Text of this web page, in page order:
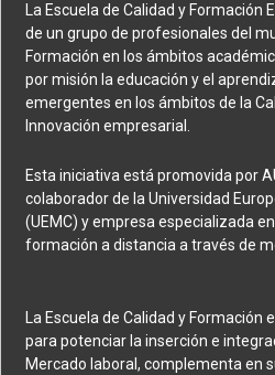
La Escuela de Calidad y
de un grupo de profesionales del
Formación en los ámbitos
por misión la educación y el
emergentes en los ámbitos de la
Innovación empresarial.
Esta iniciativa está promovida por
colaborador de la Universidad
(UEMC) y empresa especializada
formación a distancia a través de
La Escuela de Calidad y
para potenciar la inserción e
Mercado laboral, complementa en